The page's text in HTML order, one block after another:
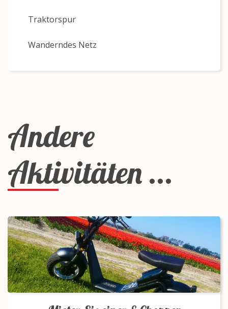
Traktorspur
Wanderndes Netz
Andere
Aktivitäten ...